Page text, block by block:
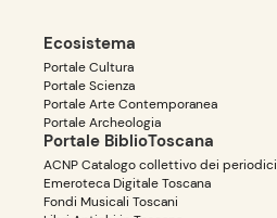
Ecosistema
Portale Cultura
Portale Scienza
Portale Arte Contemporanea
Portale Archeologia
Portale BiblioToscana
ACNP Catalogo collettivo dei periodici
Emeroteca Digitale Toscana
Fondi Musicali Toscani